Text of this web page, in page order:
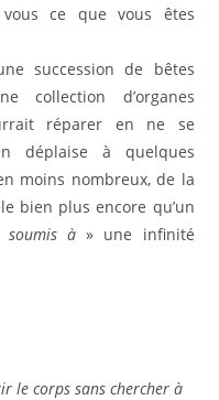
ce que vous êtes
succession de bêtes
collection d’organes
réparer en ne se
déplaise à quelques
moins nombreux, de la
bien plus encore qu’un
soumis à » une infinité
le corps sans chercher à